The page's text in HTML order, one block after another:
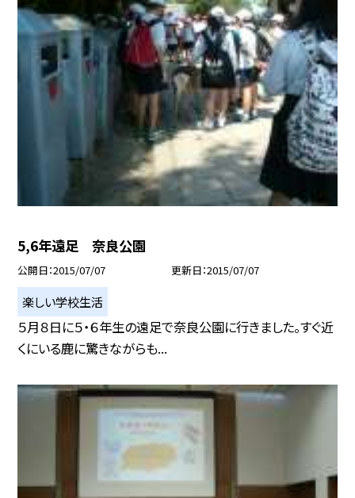
5,6年遠足 奈良公園
公開日 2015/07/07 更新日 2015/07/07
楽しい学校生活
５月８日に５・６年生の遠足で奈良公園に行きました。すぐ近
くにいる鹿に驚きながらも...